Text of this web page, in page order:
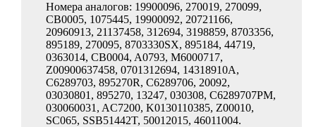
Номера аналогов: 19900096, 270019, 270099,
CB0005, 1075445, 19900092, 20721166,
20960913, 21137458, 312694, 3198859, 8703356,
895189, 270095, 8703330SX, 895184, 44719,
0363014, CB0004, A0793, M6000717,
Z00900637458, 0701312694, 14318910A,
C6289703, 895270R, C6289706, 20092,
03030801, 895270, 13247, 030308, C6289707PM,
030060031, AC7200, K0130110385, Z00010,
SC065, SSB51442T, 50012015, 46011004.